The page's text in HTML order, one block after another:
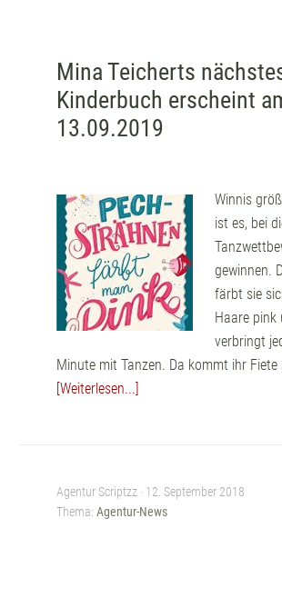
Mina Teicherts
Kinderbuch erscheint
13.09.2019
Winnis
ist es, bei
gewinnen.
färbt sie
Haare pink
verbringt
Minute mit Tanzen. Da kommt ihr Fiete
[Weiterlesen...]
Agentur Scriptzz · 12. September 2018
Thema:Agentur-News